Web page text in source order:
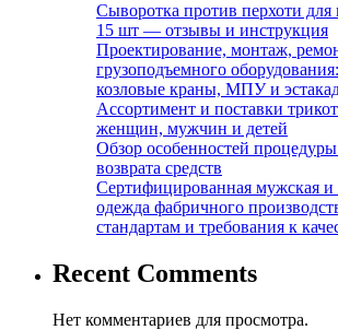
Сыворотка против перхоти
15 шт — отзывы и инструкция
Проектирование, монтаж,
грузоподъемного
козловые краны, МПУ и
Ассортимент и поставки
женщин, мужчин и детей
Обзор особенностей
возврата средств
Сертифицированная мужская и
одежда фабричного
стандартам и требования к
Recent Comments
Нет комментариев для просмотра.